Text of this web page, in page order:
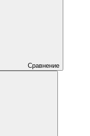
Сравнение